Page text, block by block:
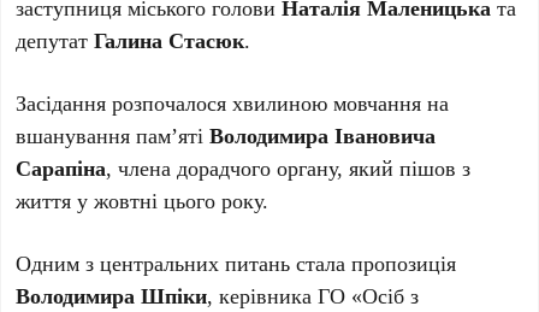
заступниця міського головиНаталія Маленицька та
депутатГалина Стасюк.
Засідання розпочалося хвилиною мовчання на
вшанування пам’ятіВолодимира Івановича
Сарапіна, члена дорадчого органу, який пішов з
життя у жовтні цього року.
Одним з центральних питань стала пропозиція
Володимира Шпіки, керівника ГО «Осіб з